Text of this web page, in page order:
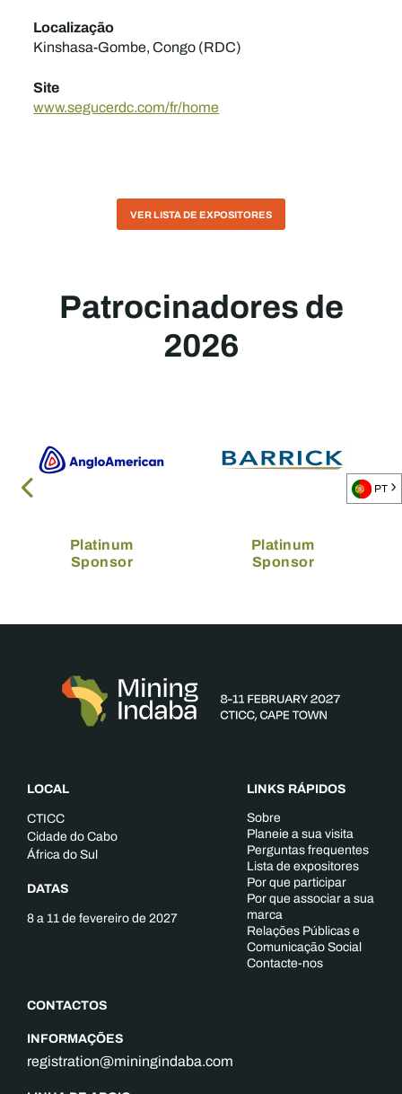
Localização
Kinshasa-Gombe, Congo (RDC)
Site
www.segucerdc.com/fr/home
VER LISTA DE EXPOSITORES
Patrocinadores de
2026
Platinum
Sponsor
Platinum
Sponsor
LOCAL
CTICC
Cidade do Cabo
África do Sul
DATAS
8 a 11 de fevereiro de 2027
CONTACTOS
INFORMAÇÕES
registration@miningindaba.com
LINKS RÁPIDOS
Sobre
Planeie a sua visita
Perguntas frequentes
Lista de expositores
Por que participar
Por que associar a sua
marca
Relações Públicas e
Comunicação Social
Contacte-nos
PT